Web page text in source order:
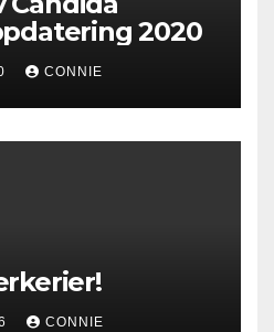
2020
CONNIE
CONNIE